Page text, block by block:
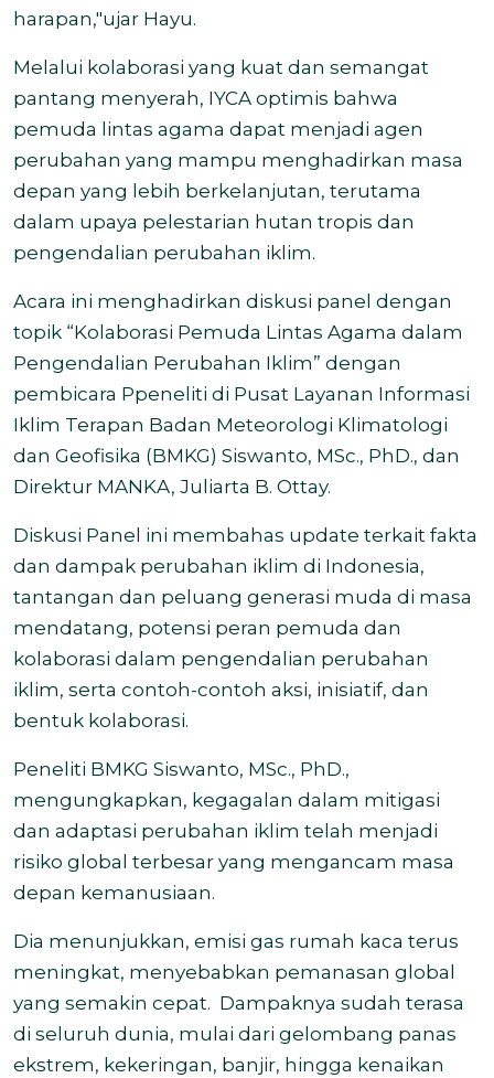
harapan,"ujar Hayu.
Melalui kolaborasi yang kuat dan semangat
pantang menyerah, IYCA optimis bahwa
pemuda lintas agama dapat menjadi agen
perubahan yang mampu menghadirkan masa
depan yang lebih berkelanjutan, terutama
dalam upaya pelestarian hutan tropis dan
pengendalian perubahan iklim.
Acara ini menghadirkan diskusi panel dengan
topik “Kolaborasi Pemuda Lintas Agama dalam
Pengendalian Perubahan Iklim” dengan
pembicara Ppeneliti di Pusat Layanan Informasi
Iklim Terapan Badan Meteorologi Klimatologi
dan Geofisika (BMKG) Siswanto, MSc., PhD., dan
Direktur MANKA, Juliarta B. Ottay.
Diskusi Panel ini membahas update terkait fakta
dan dampak perubahan iklim di Indonesia,
tantangan dan peluang generasi muda di masa
mendatang, potensi peran pemuda dan
kolaborasi dalam pengendalian perubahan
iklim, serta contoh-contoh aksi, inisiatif, dan
bentuk kolaborasi.
Peneliti BMKG Siswanto, MSc., PhD.,
mengungkapkan, kegagalan dalam mitigasi
dan adaptasi perubahan iklim telah menjadi
risiko global terbesar yang mengancam masa
depan kemanusiaan.
Dia menunjukkan, emisi gas rumah kaca terus
meningkat, menyebabkan pemanasan global
yang semakin cepat. Dampaknya sudah terasa
di seluruh dunia, mulai dari gelombang panas
ekstrem, kekeringan, banjir, hingga kenaikan